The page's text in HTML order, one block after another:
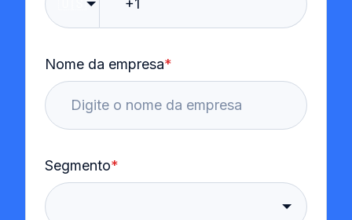
Nome da empresa*
Segmento*